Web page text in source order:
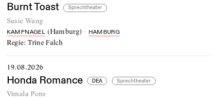
Burnt Toast Sprechtheater
Susie Wang
KAMPNAGEL(Hamburg) · HAMBURG
Regie:Trine Falch
19.08.2026
Honda Romance DEA Sprechtheater
Vimala Pons